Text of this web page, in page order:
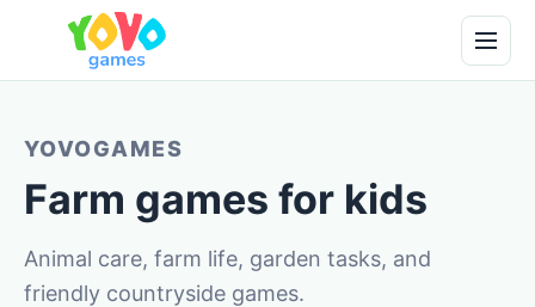
YOVOGAMES
Farm games for kids
Animal care, farm life, garden tasks, and
friendly countryside games.